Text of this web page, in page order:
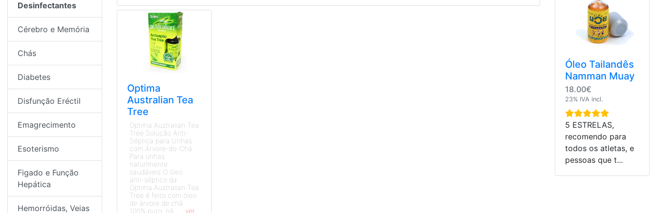
Optima
Australian Tea
Tree
Optima Australian Tea
Tree Solução Anti-
Séptica para Unhas
com Árvore-do-Chá
Para unhas
naturlmente
saudáveis O óleo
anti-séptico da
Optima Australian Tea
Tree é feito com óleo
de árvore de chá
100% puro, nã...
...ver
Desinfectantes
Cérebro e Memória
Chás
Diabetes
Disfunção Eréctil
Emagrecimento
Esoterismo
Figado e Função
Hepática
Hemorróidas, Veias
Óleo Tailandês
Namman Muay
18.00€
23% IVA incl.
5 ESTRELAS,
recomendo para
todos os atletas, e
pessoas que t...